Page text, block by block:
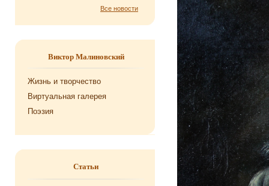
Все новости
Виктор Малиновский
Жизнь и творчество
Виртуальная галерея
Поэзия
Статьи